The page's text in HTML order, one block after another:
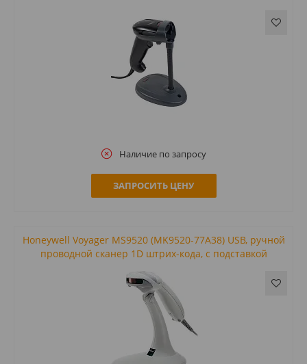
Наличие по запросу
ЗАПРОСИТЬ ЦЕНУ
Honeywell Voyager MS9520 (MK9520-77A38) USB, ручной
проводной сканер 1D штрих-кода, с подставкой